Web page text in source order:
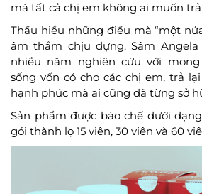
mà tất cả chị em không ai muốn
Thấu hiểu những điều mà “một
âm thầm chịu đựng, Sâm
nhiều năm nghiên cứu với
sống vốn có cho các chị em, trả
hạnh phúc mà ai cũng đã từng sở
Sản phẩm được bào chế dưới
gói thành lọ 15 viên, 30 viên và 60